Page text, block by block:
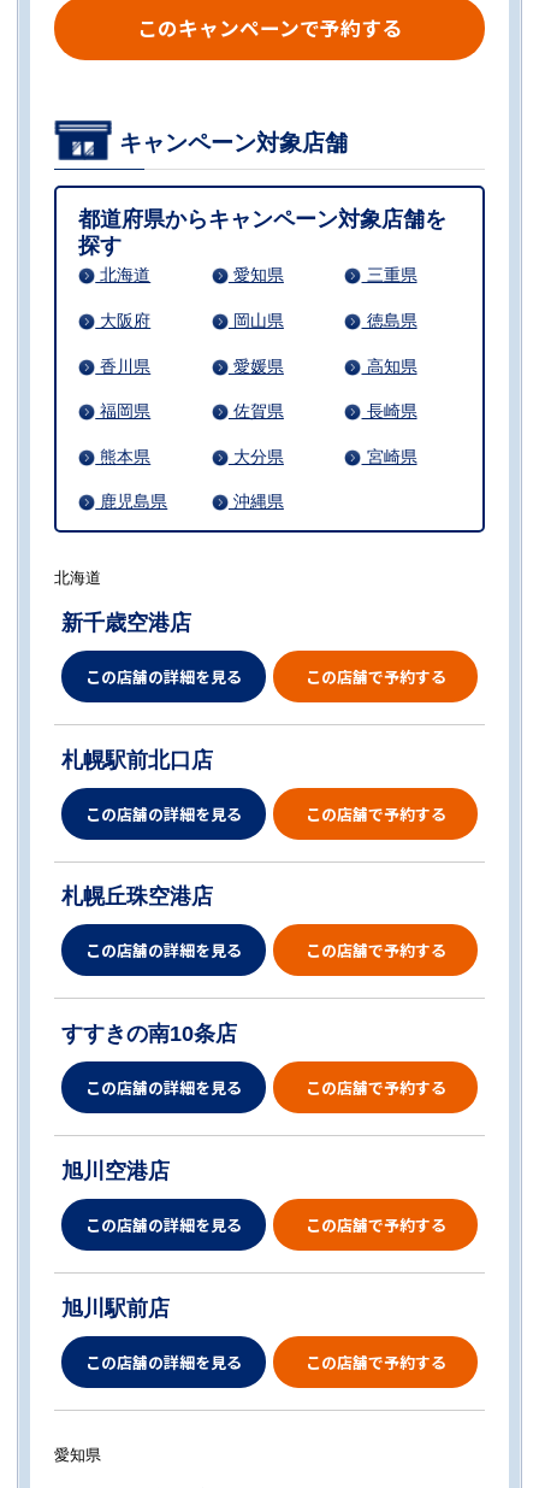
このキャンペーンで予約する
キャンペーン対象店舗
都道府県からキャンペーン対象店舗を
探す
北海道 愛知県 三重県
大阪府 岡山県 徳島県
香川県 愛媛県 高知県
福岡県 佐賀県 長崎県
熊本県 大分県 宮崎県
鹿児島県 沖縄県
北海道
新千歳空港店
この店舗の詳細を見る この店舗で予約する
札幌駅前北口店
この店舗の詳細を見る この店舗で予約する
札幌丘珠空港店
この店舗の詳細を見る この店舗で予約する
すすきの南10条店
この店舗の詳細を見る この店舗で予約する
旭川空港店
この店舗の詳細を見る この店舗で予約する
旭川駅前店
この店舗の詳細を見る この店舗で予約する
愛知県